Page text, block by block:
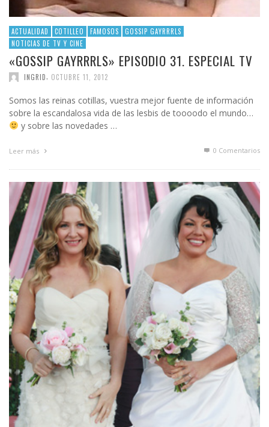
ACTUALIDAD COTILLEO FAMOSOS
GOSSIP GAYRRRLS
NOTICIAS DE TV Y CINE
«GOSSIP GAYRRRLS» EPISODIO 31. ESPECIAL TV
INGRID OCTUBRE 11, 2012
Somos las reinas cotillas, vuestra mejor fuente de información
sobre la escandalosa vida de las lesbis de toooodo el mundo…
y sobre las novedades …
Leer más 0 Comentarios